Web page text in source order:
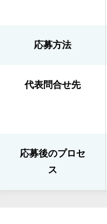
応募方法
代表問合せ先
応募後のプロセ
ス